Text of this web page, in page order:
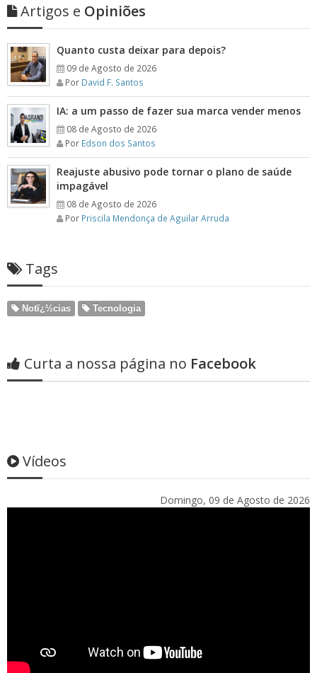
Artigos e Opiniões
Quanto custa deixar para depois?
09 de Agosto de 2026
Por David F. Santos
IA: a um passo de fazer sua marca vender menos
08 de Agosto de 2026
Por Edson dos Santos
Reajuste abusivo pode tornar o plano de saúde
impagável
08 de Agosto de 2026
Por Priscila Mendonça de Aguilar Arruda
Tags
Notï¿½cias Tecnologia
Curta a nossa página no Facebook
Vídeos
Domingo, 09 de Agosto de 2026